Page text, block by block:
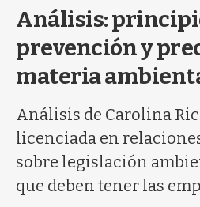
Análisis:
prevención y
materia
Análisis de Carolina
licenciada en
sobre legislación
que deben tener las